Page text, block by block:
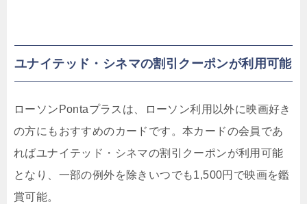
ユナイテッド・シネマの割引クーポンが利用可能
ローソンPontaプラスは、ローソン利用以外に映画好き
の方にもおすすめのカードです。本カードの会員であ
ればユナイテッド・シネマの割引クーポンが利用可能
となり、一部の例外を除きいつでも1,500円で映画を鑑
賞可能。